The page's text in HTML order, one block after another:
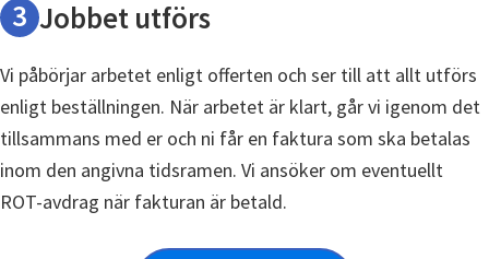
3 Jobbet utförs
Vi påbörjar arbetet enligt offerten och ser till att allt utförs
enligt beställningen. När arbetet är klart, går vi igenom det
tillsammans med er och ni får en faktura som ska betalas
inom den angivna tidsramen. Vi ansöker om eventuellt
ROT-avdrag när fakturan är betald.